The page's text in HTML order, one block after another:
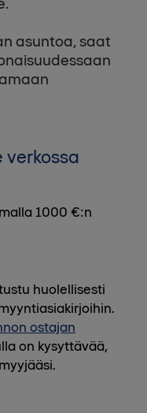
asuntoa, saat
verkossa
1000 €:n
huolellisesti
ostajan
on kysyttävää,